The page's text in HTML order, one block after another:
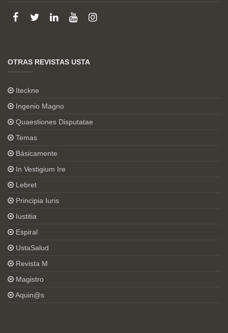
OTRAS REVISTAS USTA
Iteckne
Ingenio Magno
Quaestiones Disputatae
Temas
Básicamente
In Vestigium Ire
Lebret
Principia Iuris
Iustitia
Espiral
UstaSalud
Revista M
Magistro
Aquin@s